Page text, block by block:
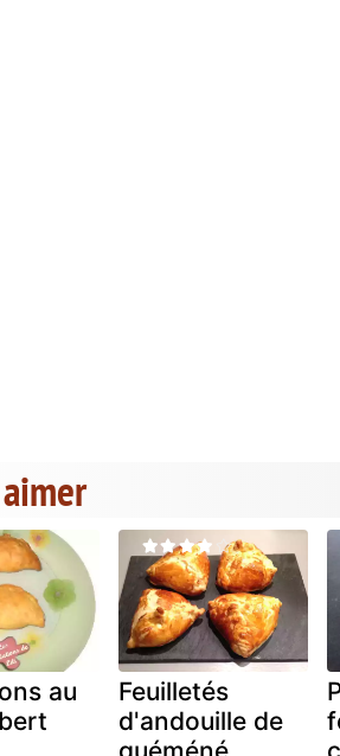
au
Feuilletés
d'andouille de